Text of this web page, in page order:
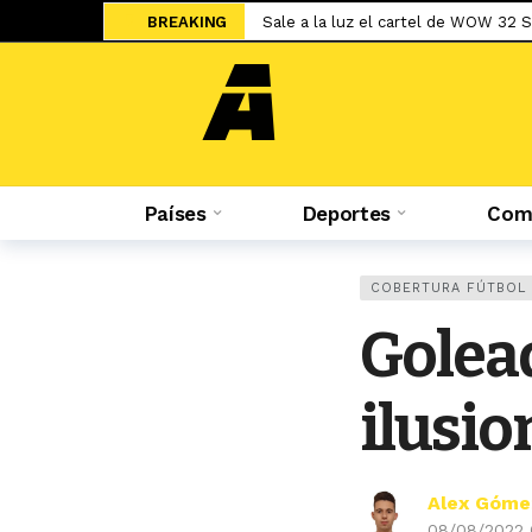
BREAKING Sale a la luz el cartel de WOW 32
Jesús Castillo: «La ‘U’ ha
Salah ya tiene nuevo equipo: el
El adiós de Nahuel Molina abre la
Miguel Trauco: «No creo que me
Federico Girotti: «Hubo
«No está bueno estar en un
Una final adelantada:
Países Deportes
COBERTURA FÚTBOL
Alex